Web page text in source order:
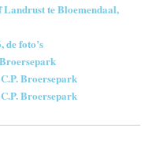
te Bloemendaal,
de foto’s
Broersepark
Broersepark